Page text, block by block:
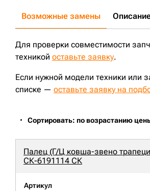
Возможные замены
Для проверки совместимости
техникой оставьте заявку.
Если нужной модели техники или
списке — оставьте заявку на
Сортировать: по возрастанию
Палец (Г/Ц ковша-звено
СК-6191114 СК
Артикул